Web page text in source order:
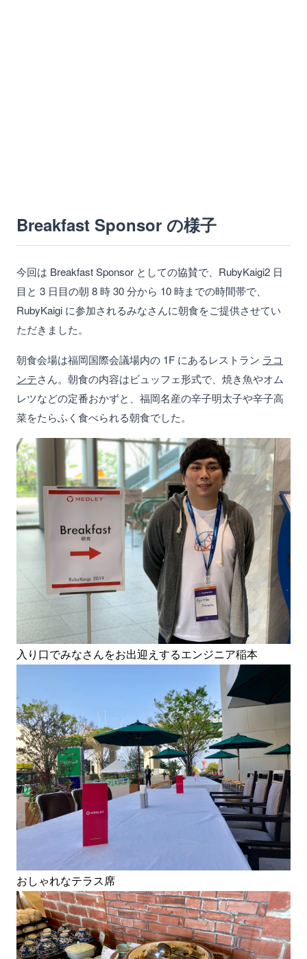
Breakfast Sponsor の様子
今回は Breakfast Sponsor としての協賛で、RubyKaigi2 日
目と 3 日目の朝 8 時 30 分から 10 時までの時間帯で、
RubyKaigi に参加されるみなさんに朝食をご提供させてい
ただきました。
朝食会場は福岡国際会議場内の 1F にあるレストラン ラコ
ンテさん。朝食の内容はビュッフェ形式で、焼き魚やオム
レツなどの定番おかずと、福岡名産の辛子明太子や辛子高
菜をたらふく食べられる朝食でした。
入り口でみなさんをお出迎えするエンジニア稲本
おしゃれなテラス席